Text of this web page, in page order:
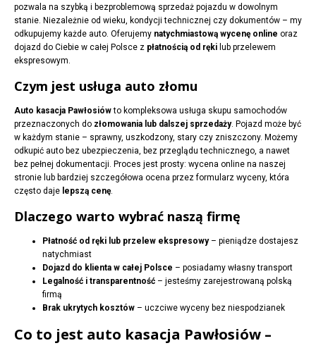
pozwala na szybką i bezproblemową sprzedaż pojazdu w dowolnym
stanie. Niezależnie od wieku, kondycji technicznej czy dokumentów – my
odkupujemy każde auto. Oferujemy natychmiastową wycenę online oraz
dojazd do Ciebie w całej Polsce z płatnością od ręki lub przelewem
ekspresowym.
Czym jest usługa auto złomu
Auto kasacja Pawłosiówto kompleksowa usługa skupu samochodów
przeznaczonych do złomowania lub dalszej sprzedaży. Pojazd może być
w każdym stanie – sprawny, uszkodzony, stary czy zniszczony. Możemy
odkupić auto bez ubezpieczenia, bez przeglądu technicznego, a nawet
bez pełnej dokumentacji. Proces jest prosty: wycena online na naszej
stronie lub bardziej szczegółowa ocena przez formularz wyceny, która
często daje lepszą cenę.
Dlaczego warto wybrać naszą firmę
Płatność od ręki lub przelew ekspresowy– pieniądze dostajesz
natychmiast
Dojazd do klienta w całej Polsce – posiadamy własny transport
Legalność i transparentność – jesteśmy zarejestrowaną polską
firmą
Brak ukrytych kosztów – uczciwe wyceny bez niespodzianek
Co to jest auto kasacja Pawłosiów –